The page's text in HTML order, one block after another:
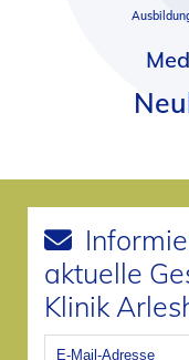
aktuelle
Klinik